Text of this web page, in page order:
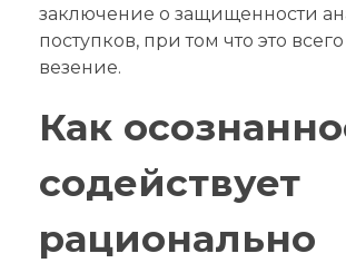
заключение о защищенности
поступков, при том что это
везение.
Как
содействует
рационально